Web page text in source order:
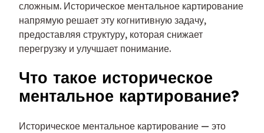
сложным. Историческое ментальное картирование
напрямую решает эту когнитивную задачу,
предоставляя структуру, которая снижает
перегрузку и улучшает понимание.
Что такое историческое
ментальное картирование?
Историческое ментальное картирование — это